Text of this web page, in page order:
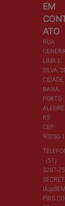
EM
ATO
RUA
LIMA E
SILVA,
CIDADE
BAIXA,
PORTO
RS
CEP:
90050-
: (51)
3287-